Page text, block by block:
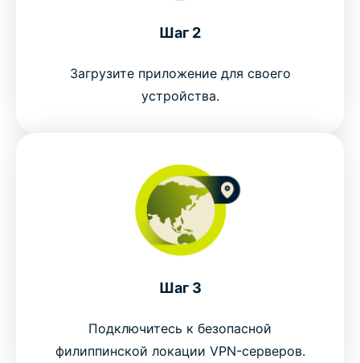
Филиппин?
What can you do with a Philippines VPN?
Free VPNs vs ExpressVPN for the Philippines
Popular VPN server locations for Filipino users
Шаг 2
Загрузите приложение для своего
устройства.
Шаг 3
Подключитесь к безопасной
филиппинской локации VPN-серверов.